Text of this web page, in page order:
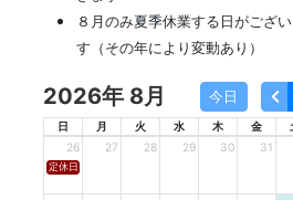
８月のみ夏季休業する日がござい
す（その年により変動あり）
2026年 8月 今日
日 月 火 水 木 金
26
27 28 29 30 31
定休日